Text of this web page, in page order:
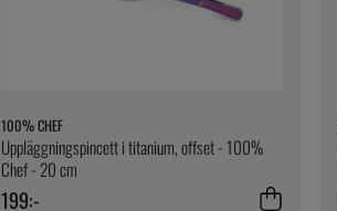
100% CHEF
Uppläggningspincett i titanium, offset - 100%
Chef - 20 cm
199:-